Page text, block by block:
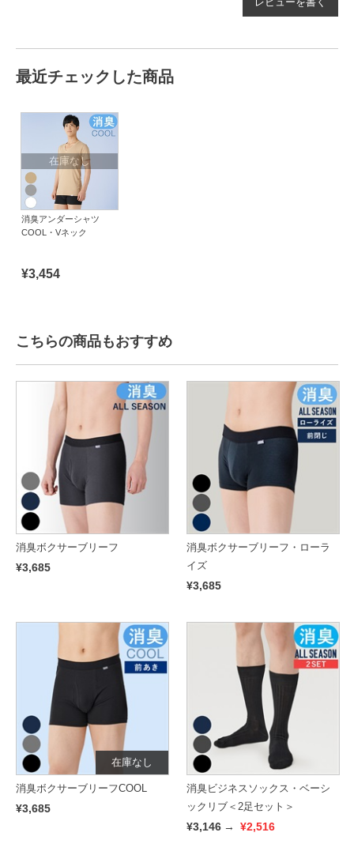
最近チェックした商品
在庫なし
消臭アンダーシャツ
COOL・Vネック
¥3,454
こちらの商品もおすすめ
消臭ボクサーブリーフ
¥3,685
消臭ボクサーブリーフ・ローラ
イズ
¥3,685
在庫なし
消臭ボクサーブリーフCOOL
¥3,685
消臭ビジネスソックス・ベーシ
ックリブ＜2足セット＞
¥3,146 → ¥2,516